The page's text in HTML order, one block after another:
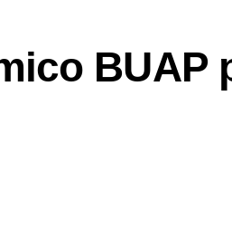
BUAP